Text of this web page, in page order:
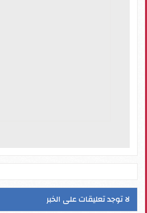
لا توجد تعليقات على الخبر